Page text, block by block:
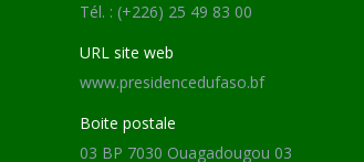
Tél. : (+226) 25 49 83 00
URL site web
www.presidencedufaso.bf
Boite postale
03 BP 7030 Ouagadougou 03